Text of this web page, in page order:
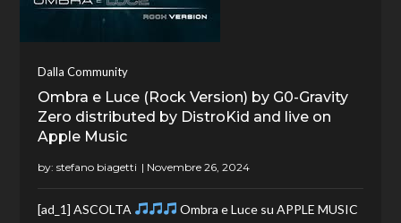
Dalla Community
Ombra e Luce (Rock Version) by G0-Gravity
Zero distributed by DistroKid and live on
Apple Music
by:stefano biagetti
[ad_1] ASCOLTA
Ombra e Luce su APPLE MUSIC